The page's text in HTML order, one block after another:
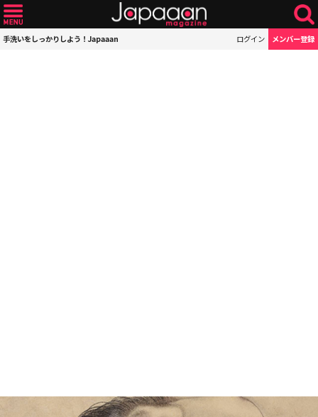
手洗いをしっかりしよう！Japaaan ログイン メンバー登録